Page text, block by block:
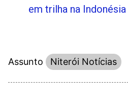
em trilha na Indonésia
Assunto Niterói Notícias